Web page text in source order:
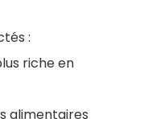
:
riche en
alimentaires